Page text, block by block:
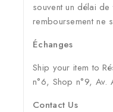
souvent un délai de
remboursement ne
Échanges
Ship your item to
n°6, Shop n°9, Av.
Contact Us